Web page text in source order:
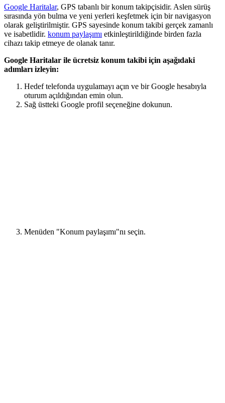
Google Haritalar, GPS tabanlı bir konum takipçisidir. Aslen sürüş
sırasında yön bulma ve yeni yerleri keşfetmek için bir navigasyon
olarak geliştirilmiştir. GPS sayesinde konum takibi gerçek zamanlı
ve isabetlidir. konum paylaşımı etkinleştirildiğinde birden fazla
cihazı takip etmeye de olanak tanır.
Google Haritalar ile ücretsiz konum takibi için aşağıdaki
adımları izleyin:
Hedef telefonda uygulamayı açın ve bir Google hesabıyla
oturum açıldığından emin olun.
Sağ üstteki Google profil seçeneğine dokunun.
Menüden "Konum paylaşımı"nı seçin.